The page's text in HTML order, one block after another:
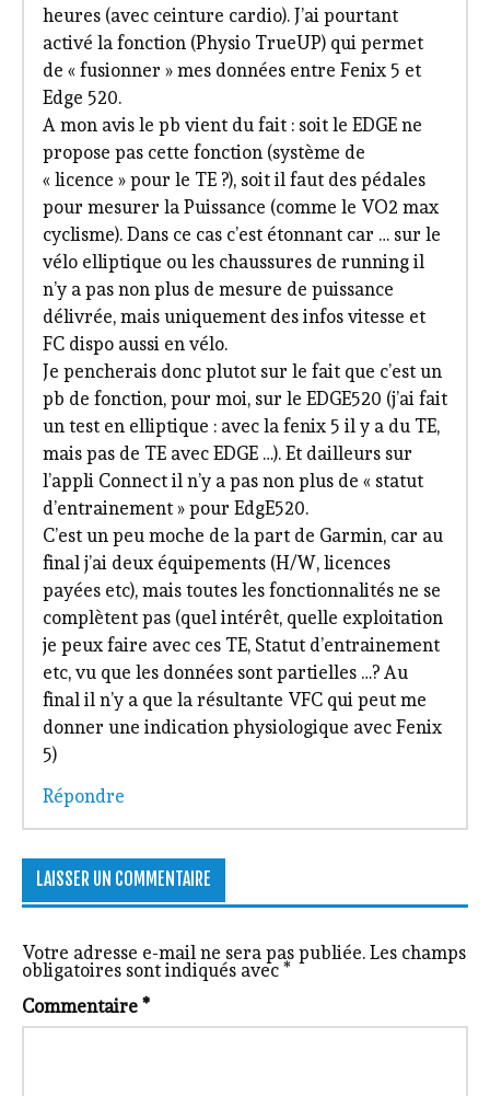
heures (avec ceinture cardio). J’ai pourtant
activé la fonction (Physio TrueUP) qui permet
de « fusionner » mes données entre Fenix 5 et
Edge 520.
A mon avis le pb vient du fait : soit le EDGE ne
propose pas cette fonction (système de
« licence » pour le TE ?), soit il faut des pédales
pour mesurer la Puissance (comme le VO2 max
cyclisme). Dans ce cas c’est étonnant car … sur le
vélo elliptique ou les chaussures de running il
n’y a pas non plus de mesure de puissance
délivrée, mais uniquement des infos vitesse et
FC dispo aussi en vélo.
Je pencherais donc plutot sur le fait que c’est un
pb de fonction, pour moi, sur le EDGE520 (j’ai fait
un test en elliptique : avec la fenix 5 il y a du TE,
mais pas de TE avec EDGE …). Et dailleurs sur
l’appli Connect il n’y a pas non plus de « statut
d’entrainement » pour EdgE520.
C’est un peu moche de la part de Garmin, car au
final j’ai deux équipements (H/W, licences
payées etc), mais toutes les fonctionnalités ne se
complètent pas (quel intérêt, quelle exploitation
je peux faire avec ces TE, Statut d’entrainement
etc, vu que les données sont partielles …? Au
final il n’y a que la résultante VFC qui peut me
donner une indication physiologique avec Fenix
5)
Répondre
LAISSER UN COMMENTAIRE
Votre adresse e-mail ne sera pas publiée. Les champs
obligatoires sont indiqués avec*
Commentaire*